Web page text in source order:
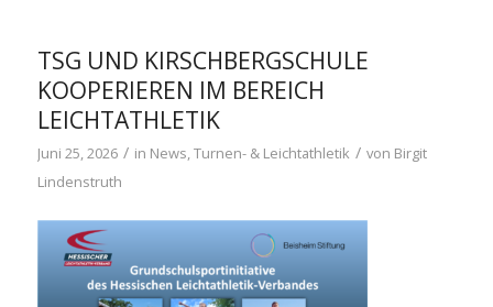
TSG UND KIRSCHBERGSCHULE
KOOPERIEREN IM BEREICH
LEICHTATHLETIK
Juni 25, 2026 / in News,Turnen- & Leichtathletik / von Birgit
Lindenstruth